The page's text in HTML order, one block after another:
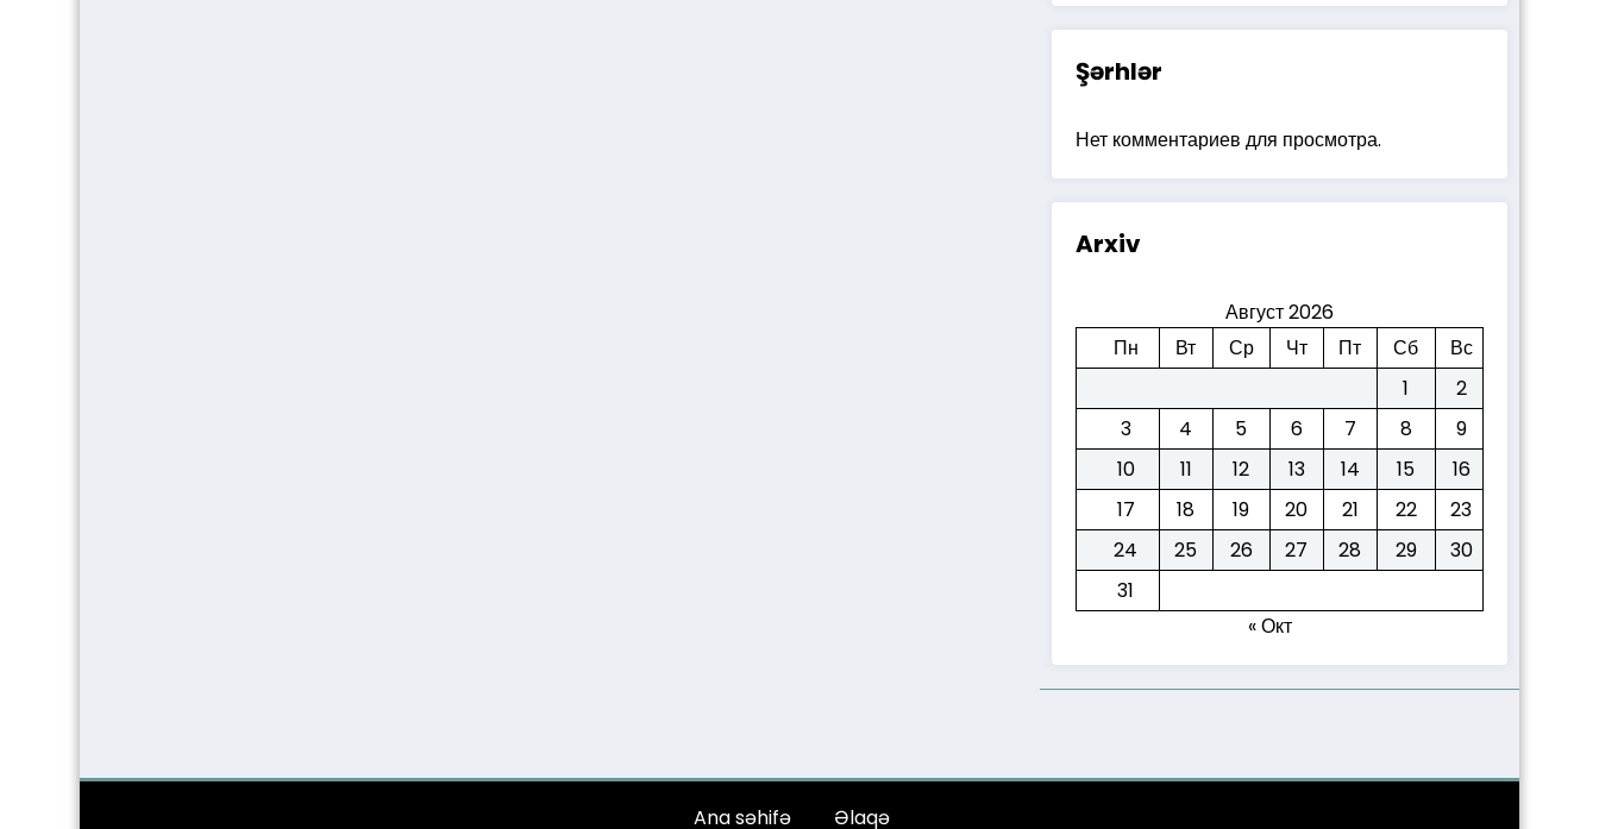
Şərhlər
Нет комментариев для просмотра.
Arxiv
Август 2026
Пн
Вт Ср Чт Пт Сб
Вс
1
2
3
4 5 6 7 8
9
10
11 12 13 14 15
16
17
18 19 20 21 22
23
24
25 26 27 28 29
30
31
« Окт
Ana səhifə Əlaqə